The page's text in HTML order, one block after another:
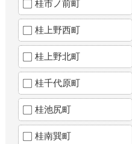
桂市ノ前町
桂上野西町
桂上野北町
桂千代原町
桂池尻町
桂南巽町